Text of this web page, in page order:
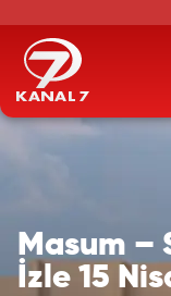
Masum –
İzle 15